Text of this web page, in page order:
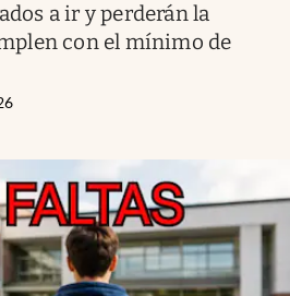
a ir y perderán la
con el mínimo de